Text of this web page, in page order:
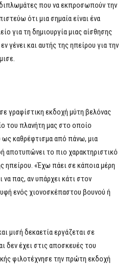
που να εκπροσωπούν την
ότι μια σημαία είναι ένα
για τη δημιουργία μιας αίσθησης
γένει και αυτής της ηπείρου για την
γραφίστικη εκδοχή μύτη βελόνας
του πλανήτη μας στο οποίο
ως καθρέφτισμα από πάνω, μια
αποτυπώνει το πιο χαρακτηριστικό
ηπείρου. «Έχω πάει σε κάποια μέρη
πας, αν υπάρχει κάτι στον
ενός χιονοσκέπαστου βουνού ή
μισή δεκαετία εργάζεται σε
δεν έχει στις αποσκευές του
φιλοτέχνησε την πρώτη εκδοχή